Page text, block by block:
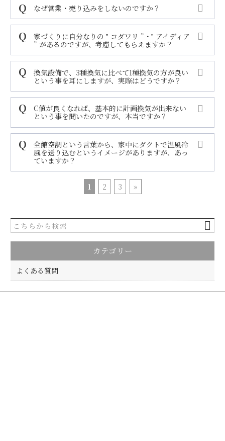
なぜ営業・売り込みをしないのですか？
家づくりに自分なりの ‟ コダワリ ”・‟ アイディア
” があるのですが、考慮してもらえますか？
換気設備で、3種換気に比べて1種換気の方が良い
という事を耳にしますが、実際はどうですか？
C値が良くなれば、基本的に計画換気が出来ない
という事を聞いたのですが、本当ですか？
全館空調という言葉から、家中にダクトで温風冷
風を送り込むというイメージがありますが、あっ
ていますか？
1 2 3 »
カテゴリー
よくある質問